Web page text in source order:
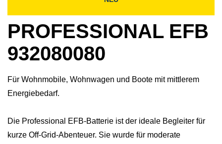
PROFESSIONAL EFB
932080080
Für Wohnmobile, Wohnwagen und Boote mit mittlerem
Energiebedarf.
Die Professional EFB-Batterie ist der ideale Begleiter für
kurze Off-Grid-Abenteuer. Sie wurde für moderate